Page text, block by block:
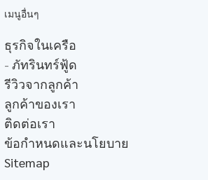
เมนูอื่นๆ
ธุรกิจในเครือ
- ภัทรินทร์ฟู้ด
รีวิวจากลูกค้า
ลูกค้าของเรา
ติดต่อเรา
ข้อกำหนดและนโยบาย
Sitemap